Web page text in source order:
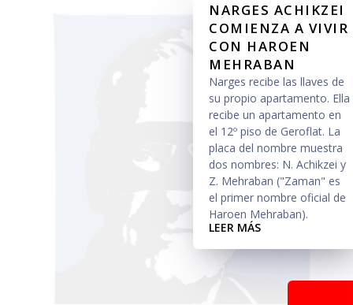
NARGES ACHIKZEI
COMIENZA A VIVIR
CON HAROEN
MEHRABAN
Narges recibe las llaves de
su propio apartamento. Ella
recibe un apartamento en
el 12º piso de Geroflat. La
placa del nombre muestra
dos nombres: N. Achikzei y
Z. Mehraban ("Zaman" es
el primer nombre oficial de
Haroen Mehraban).
LEER MÁS